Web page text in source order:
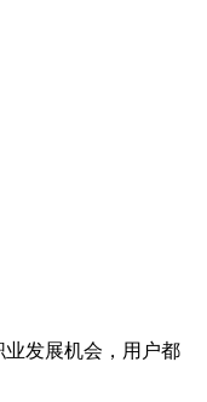
发展机会，用户都